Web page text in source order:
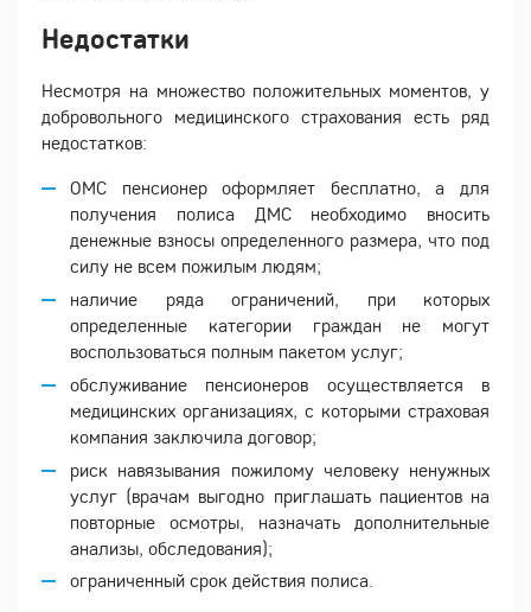
Недостатки
Несмотря на множество положительных моментов, у
добровольного медицинского страхования есть ряд
недостатков:
ОМС пенсионер оформляет бесплатно, а для
получения полиса ДМС необходимо вносить
денежные взносы определенного размера, что под
силу не всем пожилым людям;
наличие ряда ограничений, при которых
определенные категории граждан не могут
воспользоваться полным пакетом услуг;
обслуживание пенсионеров осуществляется в
медицинских организациях, с которыми страховая
компания заключила договор;
риск навязывания пожилому человеку ненужных
услуг (врачам выгодно приглашать пациентов на
повторные осмотры, назначать дополнительные
анализы, обследования);
ограниченный срок действия полиса.